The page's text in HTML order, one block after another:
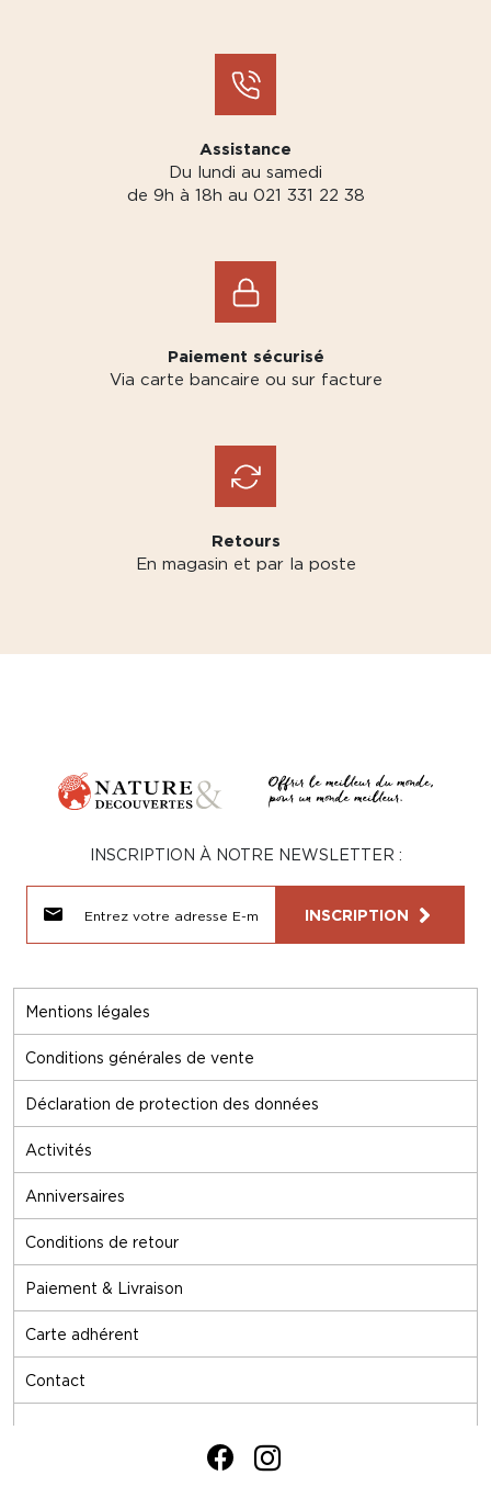
Assistance
Du lundi au samedi
de 9h à 18h au 021 331 22 38
Paiement sécurisé
Via carte bancaire ou sur facture
Retours
En magasin et par la poste
Mentions légales
Conditions générales de vente
Déclaration de protection des données
Activités
Anniversaires
Conditions de retour
Paiement & Livraison
Carte adhérent
Contact
INSCRIPTION À NOTRE NEWSLETTER :
INSCRIPTION